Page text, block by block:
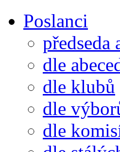
Poslanci
předseda
dle
dle klubů
dle
dle